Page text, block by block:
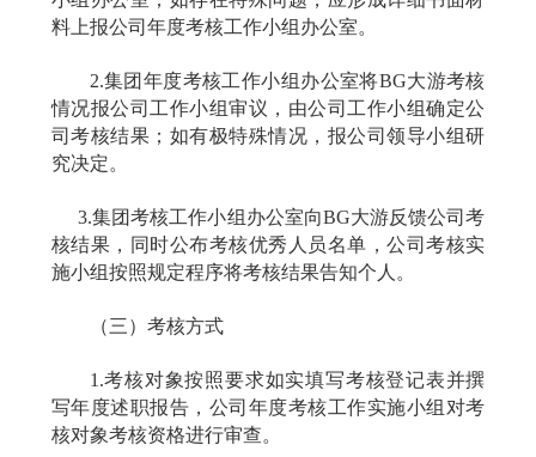
料上报公司年度考核工作小组办公室。
2.集团年度考核工作小组办公室将BG大游考核
情况报公司工作小组审议，由公司工作小组确定公
司考核结果；如有极特殊情况，报公司领导小组研
究决定。
3.集团考核工作小组办公室向BG大游反馈公司考
核结果，同时公布考核优秀人员名单，公司考核实
施小组按照规定程序将考核结果告知个人。
（三）考核方式
1.考核对象按照要求如实填写考核登记表并撰
写年度述职报告，公司年度考核工作实施小组对考
核对象考核资格进行审查。